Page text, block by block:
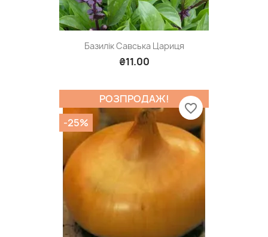
Базилік Савська Цариця
₴11.00
РОЗПРОДАЖ!
-25%
favorite_border